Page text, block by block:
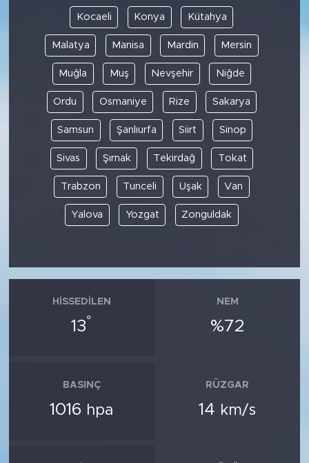
Kocaeli Konya Kütahya
Malatya Manisa Mardin Mersin
Muğla Muş Nevşehir Niğde
Ordu Osmaniye Rize Sakarya
Samsun Şanlıurfa Siirt Sinop
Sivas Şırnak Tekirdağ Tokat
Trabzon Tunceli Uşak Van
Yalova Yozgat Zonguldak
HISSEDILEN
13°
NEM
%72
BASINÇ
1016 hpa
RÜZGAR
14 km/s